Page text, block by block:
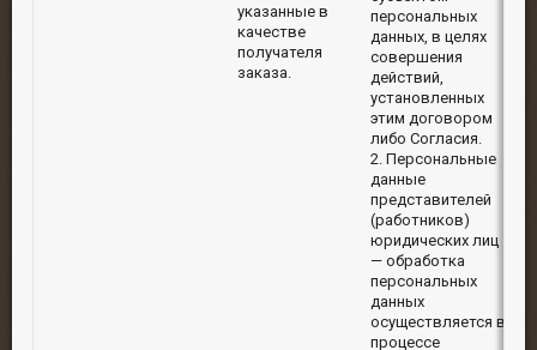
указанные в
качестве
получателя
заказа.
персональных
данных, в целях
совершения
действий,
установленных
этим договором
либо Согласия.
2. Персональные
данные
представителей
(работников)
юридических лиц
— обработка
персональных
данных
осуществляется в
процессе